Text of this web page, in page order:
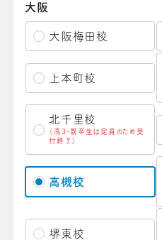
大阪
大阪梅田校
上本町校
北千里校
（高3・既卒生は定員のため受
付終了）
高槻校
堺東校